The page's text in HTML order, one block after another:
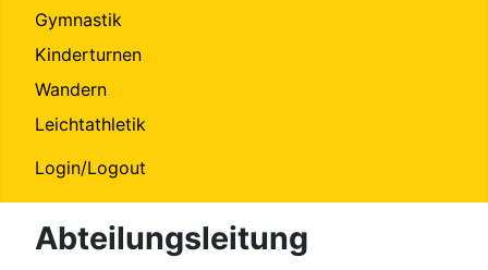
Gymnastik
Kinderturnen
Wandern
Leichtathletik
Login/Logout
Abteilungsleitung